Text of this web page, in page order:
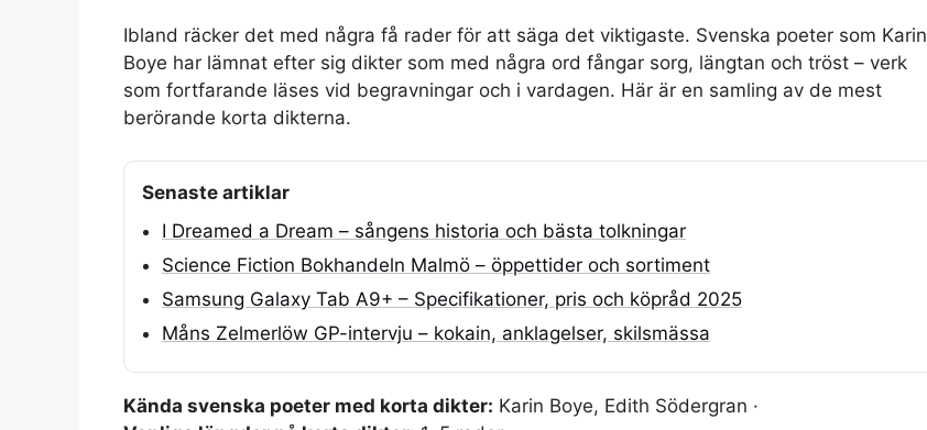
Ibland räcker det med några få rader för att säga det viktigaste. Svenska poeter som Karin
Boye har lämnat efter sig dikter som med några ord fångar sorg, längtan och tröst – verk
som fortfarande läses vid begravningar och i vardagen. Här är en samling av de mest
berörande korta dikterna.
Senaste artiklar
I Dreamed a Dream – sångens historia och bästa tolkningar
Science Fiction Bokhandeln Malmö – öppettider och sortiment
Samsung Galaxy Tab A9+ – Specifikationer, pris och köpråd 2025
Måns Zelmerlöw GP-intervju – kokain, anklagelser, skilsmässa
Kända svenska poeter med korta dikter: Karin Boye, Edith Södergran ·